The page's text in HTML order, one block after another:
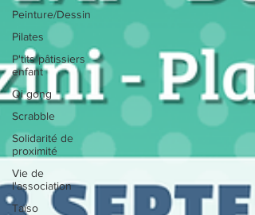
Peinture/Dessin
Pilates
P'tits pâtissiers
enfant
Qi gong
Scrabble
Solidarité de
proximité
Vie de
l'association
Taïso